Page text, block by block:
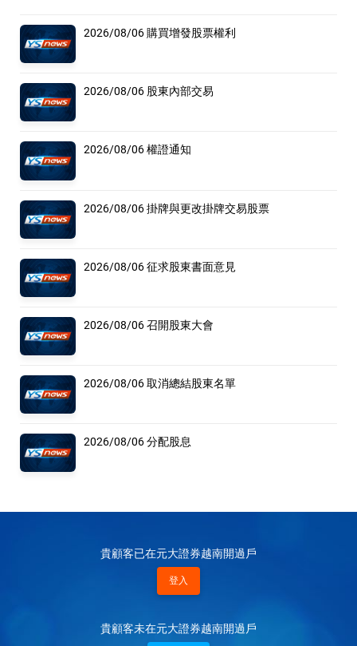
2026/08/06 購買增發股票權利
2026/08/06 股東內部交易
2026/08/06 權證通知
2026/08/06 掛牌與更改掛牌交易股票
2026/08/06 征求股東書面意見
2026/08/06 召開股東大會
2026/08/06 取消總結股東名單
2026/08/06 分配股息
貴顧客已在元大證券越南開過戶
登入
貴顧客未在元大證券越南開過戶